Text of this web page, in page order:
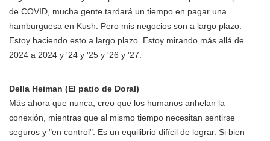
de COVID, mucha gente tardará un tiempo en pagar una
hamburguesa en Kush. Pero mis negocios son a largo plazo.
Estoy haciendo esto a largo plazo. Estoy mirando más allá de
2024 a 2024 y '24 y '25 y '26 y '27.
Della Heiman (El patio de Doral)
Más ahora que nunca, creo que los humanos anhelan la
conexión, mientras que al mismo tiempo necesitan sentirse
seguros y "en control". Es un equilibrio difícil de lograr. Si bien